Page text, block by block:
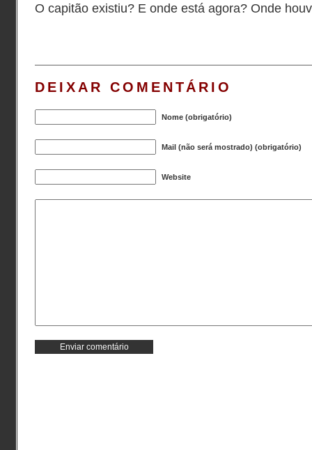
O capitão existiu? E onde está agora? Onde
DEIXAR COMENTÁRIO
Nome (obrigatório)
Mail (não será mostrado) (obrigatório)
Website